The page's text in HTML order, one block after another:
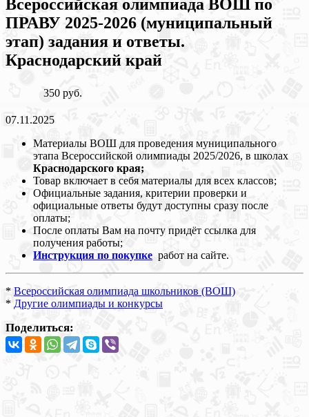
Всероссийская олимпиада ВОШ по
ПРАВУ 2025-2026 (муниципальный
этап) задания и ответы.
Краснодарский край
350 руб.
07.11.2025
Материалы ВОШ для проведения муниципального
этапа Всероссийской олимпиады 2025/2026, в школах
Краснодарского края;
Товар включает в себя материалы для всех классов;
Официальные задания, критерии проверки и
официальные ответы будут доступны сразу после
оплаты;
После оплаты Вам на почту придёт ссылка для
получения работы;
Инструкция по покупке работ на сайте.
* Всероссийская олимпиада школьников (ВОШ)
* Другие олимпиады и конкурсы
Поделиться: